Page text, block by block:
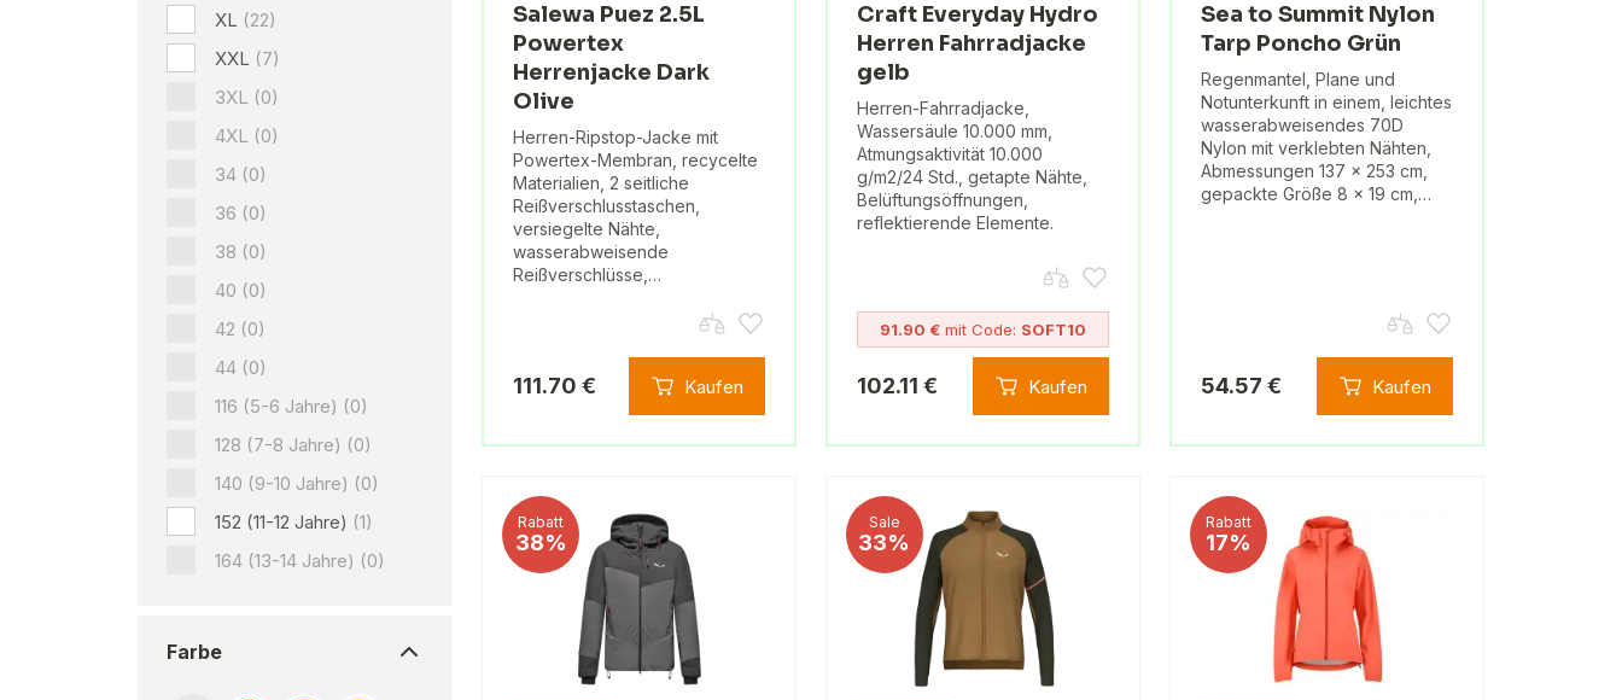
XL (22)
XXL (7)
3XL (0)
4XL (0)
34 (0)
36 (0)
38 (0)
40 (0)
42 (0)
44 (0)
116 (5-6 Jahre) (0)
128 (7-8 Jahre) (0)
140 (9-10 Jahre) (0)
152 (11-12 Jahre) (1)
164 (13-14 Jahre) (0)
Farbe
Salewa Puez 2.5L
Powertex
Herrenjacke Dark
Olive
Herren-Ripstop-Jacke mit
Powertex-Membran, recycelte
Materialien, 2 seitliche
Reißverschlusstaschen,
versiegelte Nähte,
wasserabweisende
Reißverschlüsse,…
111.70 € Kaufen
Craft Everyday Hydro
Herren Fahrradjacke
gelb
Herren-Fahrradjacke,
Wassersäule 10.000 mm,
Atmungsaktivität 10.000
g/m2/24 Std., getapte Nähte,
Belüftungsöffnungen,
reflektierende Elemente.
91.90 €mit Code: SOFT10
102.11 € Kaufen
Sea to Summit Nylon
Tarp Poncho Grün
Regenmantel, Plane und
Notunterkunft in einem, leichtes
wasserabweisendes 70D
Nylon mit verklebten Nähten,
Abmessungen 137 x 253 cm,
gepackte Größe 8 x 19 cm,…
54.57 € Kaufen
Rabatt
38%
Sale
33%
Rabatt
17%